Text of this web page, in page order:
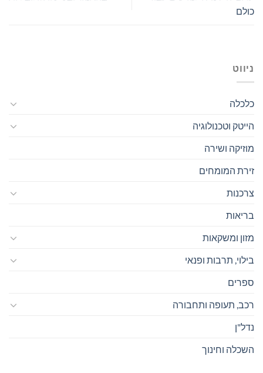
כולם
ניווט
כלכלה
הייטק וטכנולוגיה
מוזיקה ושירה
זירת המומחים
צרכנות
בריאות
מזון ומשקאות
בילוי, תרבות ופנאי
ספרים
רכב, תעופה ותחבורה
נדל"ן
השכלה וחינוך